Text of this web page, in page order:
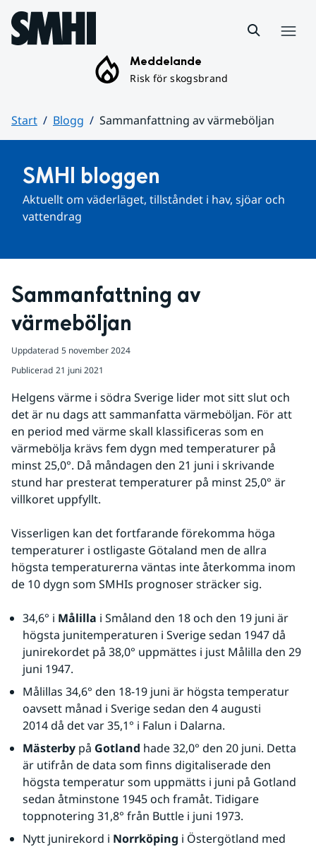
Hoppa till sidans innehåll
Meddelande
Risk för skogsbrand
Start Blogg
Sammanfattning av värmeböljan
SMHI bloggen
Aktuellt om väderläget, tillståndet i hav, sjöar och
vattendrag
Sammanfattning av
värmeböljan
Uppdaterad 5 november 2024
Publicerad 21 juni 2021
Helgens värme i södra Sverige lider mot sitt slut och
det är nu dags att sammanfatta värmeböljan. För att
en period med värme skall klassificeras som en
värmebölja krävs fem dygn med temperaturer på
minst 25,0°. Då måndagen den 21 juni i skrivande
stund har presterat temperaturer på minst 25,0° är
villkoret uppfyllt.
Visserligen kan det fortfarande förekomma höga
temperaturer i ostligaste Götaland men de allra
högsta temperaturerna väntas inte återkomma inom
de 10 dygn som SMHIs prognoser sträcker sig.
34,6° i Målilla i Småland den 18 och den 19 juni är
högsta junitemperaturen i Sverige sedan 1947 då
junirekordet på 38,0° uppmättes i just Målilla den 29
juni 1947.
Målillas 34,6° den 18-19 juni är högsta temperatur
oavsett månad i Sverige sedan den 4 augusti
2014 då det var 35,1° i Falun i Dalarna.
Mästerby på Gotland hade 32,0° den 20 juni. Detta
är utifrån de data som finns digitaliserade den
högsta temperatur som uppmätts i juni på Gotland
sedan åtminstone 1945 och framåt. Tidigare
toppnotering 31,8° från Buttle i juni 1973.
Nytt junirekord i Norrköping i Östergötland med